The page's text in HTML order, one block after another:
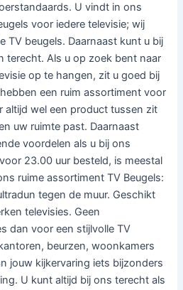
U vindt in ons
voor iedere televisie; wij
TV beugels. Daarnaast kunt u bij
terecht. Als u op zoek bent naar
op te hangen, zit u goed bij
een ruim assortiment voor
altijd wel een product tussen zit
uw ruimte past. Daarnaast
voordelen als u bij ons
23.00 uur besteld, is meestal
ruime assortiment TV Beugels:
tegen de muur. Geschikt
televisies. Geen
dan voor een stijlvolle TV
beurzen, woonkamers
jouw kijkervaring iets bijzonders
U kunt altijd bij ons terecht als